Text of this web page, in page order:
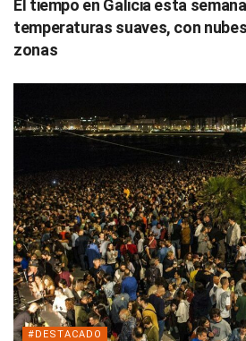
El tiempo en Galicia esta
temperaturas suaves, con
zonas
#DESTACADO